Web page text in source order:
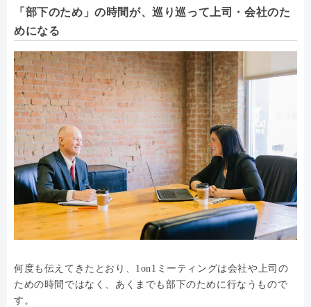
「部下のため」の時間が、巡り巡って上司・会社のた
めになる
何度も伝えてきたとおり、1on1ミーティングは会社や上司の
ための時間ではなく、あくまでも部下のために行なうもので
す。